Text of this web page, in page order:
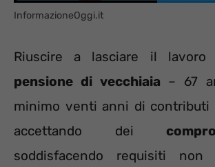
InformazioneOggi.it
Riuscire a lasciare il lavoro
pensione di vecchiaia – 67
minimo venti anni di contributi
accettando dei
soddisfacendo requisiti non